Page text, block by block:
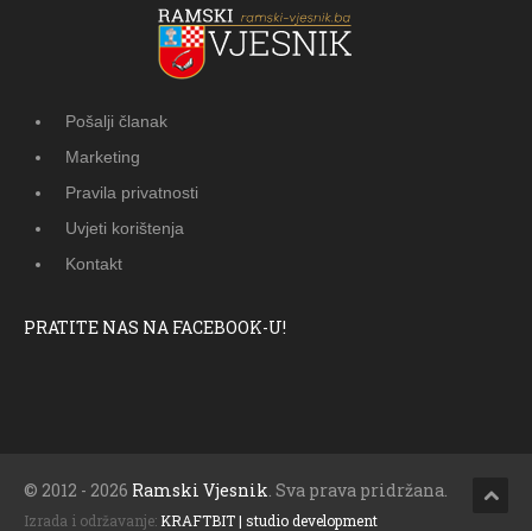
Pošalji članak
Marketing
Pravila privatnosti
Uvjeti korištenja
Kontakt
PRATITE NAS NA FACEBOOK-U!
© 2012 - 2026 Ramski Vjesnik . Sva prava pridržana.
Izrada i održavanje: KRAFTBIT | studio development